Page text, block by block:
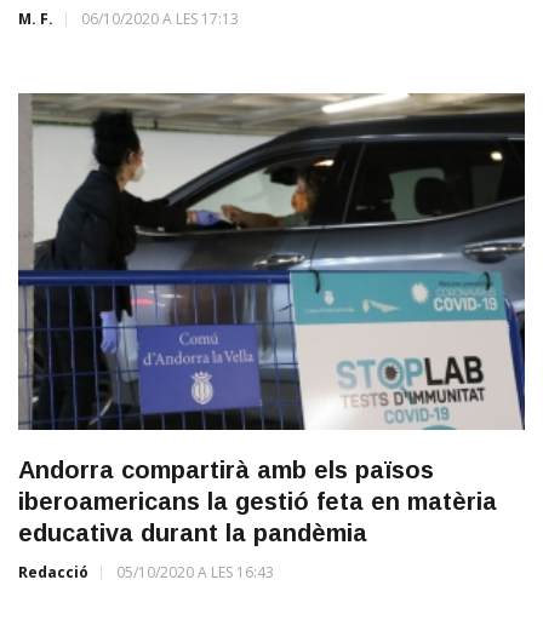
M. F. 06/10/2020 A LES 17:13
Andorra compartirà amb els països
iberoamericans la gestió feta en matèria
educativa durant la pandèmia
Redacció 05/10/2020 A LES 16:43